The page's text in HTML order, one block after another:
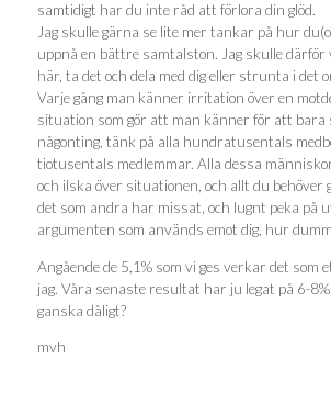
samtidigt har du inte råd att förlora din glöd.
Jag skulle gärna se lite mer tankar på hur
uppnå en bättre samtalston. Jag skulle därför
här, ta det och dela med dig eller strunta i det
Varje gång man känner irritation över en
situation som gör att man känner för att bara
någonting, tänk på alla hundratusentals
tiotusentals medlemmar. Alla dessa
och ilska över situationen, och allt du
det som andra har missat, och lugnt peka på
argumenten som används emot dig, hur
Angående de 5,1% som vi ges verkar det som
jag. Våra senaste resultat har ju legat på 6-
ganska dåligt?
mvh